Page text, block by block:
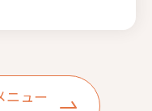
ニュー